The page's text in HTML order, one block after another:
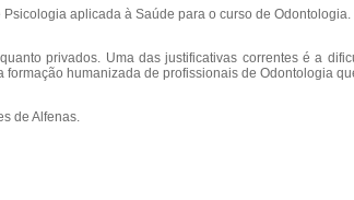
aplicada à Saúde para o curso de Odontologia.
privados. Uma das justificativas correntes é a
humanizada de profissionais de Odontologia
de Alfenas.